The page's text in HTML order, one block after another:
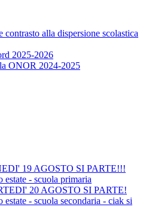
contrasto alla dispersione scolastica
2025-2026
ONOR 2024-2025
19 AGOSTO SI PARTE!!!
estate - scuola primaria
20 AGOSTO SI PARTE!
estate - scuola secondaria - ciak si